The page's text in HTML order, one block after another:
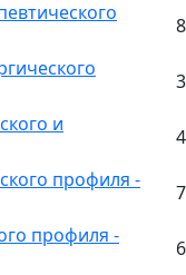
8
3
и
4
профиля -
профиля -